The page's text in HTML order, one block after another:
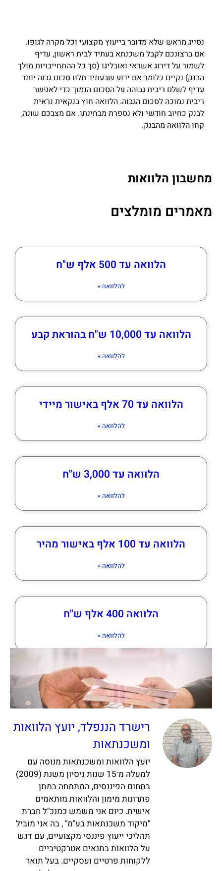
נסייג מראש שלא מדובר בייעוץ מקצועי וכל מקרה לגופו.
אם ברצונכם לקבל משכנתא בעתיד לבית ראשון, עדיף
לשמור על דירוג אשראי ואובליגו (סך כל ההתחייבויות מולך
הבנק) נקיים כלומר אם ידוע שבעתיד תלוו סכום גבוה יותר
עדיף לשלם ריבית גבוהה על הסכום הנמוך כדי לאפשר
ריבית נמוכה לסכום הגבוה. הלוואה חוץ בנקאית נראית
לבנק כחיוב חודשי ולא נספרת מבחינתו. אם מצבכם שונה,
קחו הלוואה מהבנק.
מחשבון הלוואות
מאמרים מומלצים
הלוואה עד 500 אלף ש"ח
להלוואה »
הלוואה עד 10,000 ש"ח בהוראת קבע
להלוואה »
הלוואה עד 70 אלף באישור מיידי
להלוואה »
הלוואה עד 3,000 ש"ח
להלוואה »
הלוואה עד 100 אלף באישור מהיר
להלוואה »
הלוואה 400 אלף ש"ח
להלוואה »
רישרד הננפלד, יועץ הלוואות
ומשכנתאות
יועץ הלוואות ומשכנתאות מנוסה עם
למעלה מ־15 שנות ניסיון משנת (2009)
בתחום הפיננסים, המתמחה במתן
פתרונות מימון והלוואות מותאמים
אישית. כיום אני משמש כמנכ"ל חברת
"מיקוד משכנתאות בע"מ" , בה אני מוביל
תהליכי ייעוץ פיננסי מקצועיים, עם דגש
על הלוואות בתנאים אטרקטיביים
ללקוחות פרטיים ועסקיים. בעל תואר